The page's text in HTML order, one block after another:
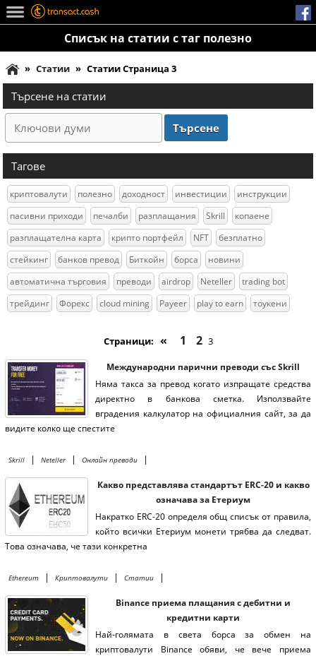
Списък на статии с таг полезно
» Статии » Статии Страница 3
Търсене на статии
Тагове
криптовалути полезно доходност инвестиции
инструкции
пасивни приходи
печалби разплащания Skrill
копаене
разплащателна карта
крипто портфейл NFT
безплатно
стейкинг
банков превод Биткойн борса
новини
автоматична търговия
преводи airdrop Neteller
trading bot
трейдинг
Форекс cloud mining Payeer play to earn тоукени
Страници: « 1 2 3
Международни парични преводи със Skrill
Няма такса за превод когато изпращате средства
директно в банкова сметка. Използвайте
вградения калкулатор на официалния сайт, за да
видите колко ще спестите
Skrill | Neteller | Онлайн преводи |
Какво представлява стандартът ERC-20 и какво
означава за Етериум
Накратко ERC-20 определя общ списък от правила,
който всички Етериум монети трябва да следват.
Това означава, че тази конкретна
Ethereum | Криптовалути | Статии |
Binance приема плащания с дебитни и
кредитни карти
Най-голямата в света борса за обмен на
криптовалути Binance обяви, че вече приема